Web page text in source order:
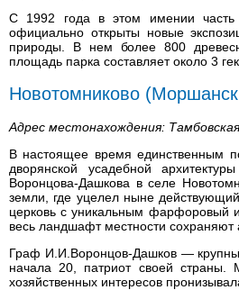
С 1992 года в этом имении часть
официально открыты новые
природы. В нем более 800
площадь парка составляет около 3
Новотомниково
Адрес местонахождения:
В настоящее время единственным
дворянской усадебной
Воронцова-Дашкова в селе
земли, где уцелел ныне
церковь с уникальным фарфоровый
весь ландшафт местности
Граф И.И.Воронцов-Дашков —
начала 20, патриот своей страны.
хозяйственных интересов